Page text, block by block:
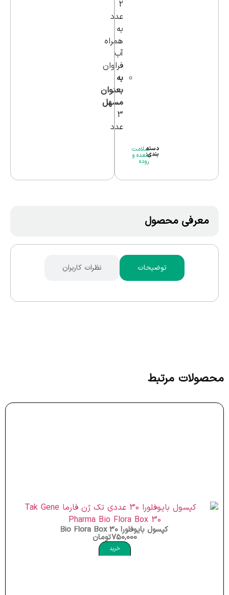
2
عدد
به
همراه
آب
فراوان
به
بعنوان
مسهل
3
عدد
سلامت
معده و
روده
دسته
بندی:
معرفی محصول
توضیحات نظرات کاربران
محصولات مرتبط
کپسول بایوفلورا Bio Flora Box 30
750,000تومان
خرید